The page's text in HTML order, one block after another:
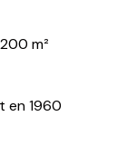
m²
en 1960